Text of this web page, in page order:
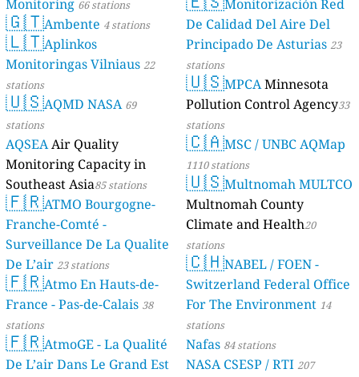
Monitoring 66 stations
🇬🇹Ambente 4 stations
🇱🇹Aplinkos
Monitoringas Vilniaus 22
stations
🇺🇸AQMD NASA 69
stations
AQSEAAir Quality
Monitoring Capacity in
Southeast Asia85 stations
🇫🇷ATMO Bourgogne-
Franche-Comté -
Surveillance De La Qualite
De L’air 23 stations
🇫🇷Atmo En Hauts-de-
France - Pas-de-Calais 38
stations
🇫🇷AtmoGE - La Qualité
De L’air Dans Le Grand Est
Monitorización Red
De Calidad Del Aire Del
Principado De Asturias 23
stations
🇺🇸MPCAMinnesota
Pollution Control Agency33
stations
🇨🇦MSC / UNBC AQMap
1110 stations
🇺🇸Multnomah MULTCO
Multnomah County
Climate and Health20
stations
🇨🇭NABEL / FOEN -
Switzerland Federal Office
For The Environment 14
stations
Nafas 84 stations
NASA CSESP / RTI 207